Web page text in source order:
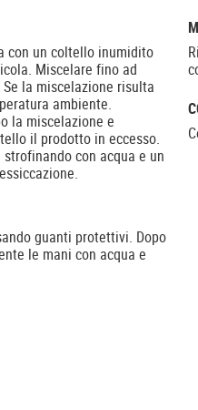
con un coltello inumidito
Miscelare fino ad
la miscelazione risulta
ambiente.
la miscelazione e
il prodotto in eccesso.
con acqua e un
guanti protettivi. Dopo
le mani con acqua e